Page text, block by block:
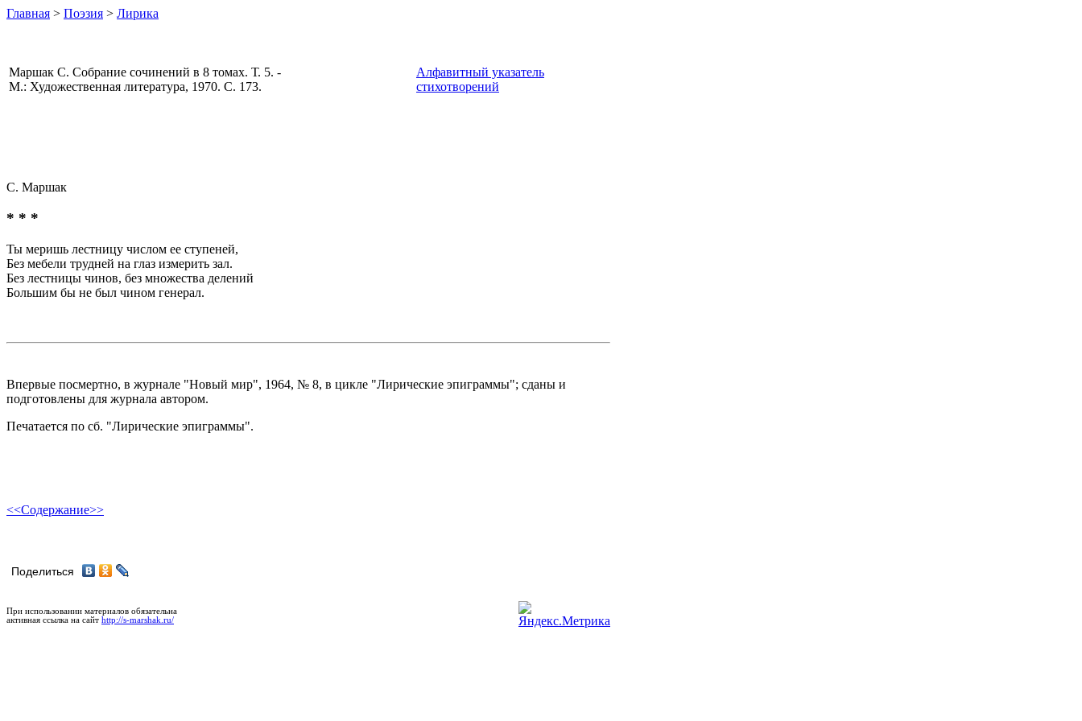
Главная > Поэзия > Лирика
Маршак С. Собрание сочинений в 8 томах. Т. 5. -
М.: Художественная литература, 1970. С. 173.
Алфавитный указатель
стихотворений
С. Маршак
* * *
Ты меришь лестницу числом ее ступеней,
Без мебели трудней на глаз измерить зал.
Без лестницы чинов, без множества делений
Большим бы не был чином генерал.
Впервые посмертно, в журнале "Новый мир", 1964, № 8, в цикле "Лирические эпиграммы"; сданы и
подготовлены для журнала автором.
Печатается по сб. "Лирические эпиграммы".
<<Содержание>>
Поделиться
При использовании материалов обязательна
активная ссылка на сайт http://s-marshak.ru/